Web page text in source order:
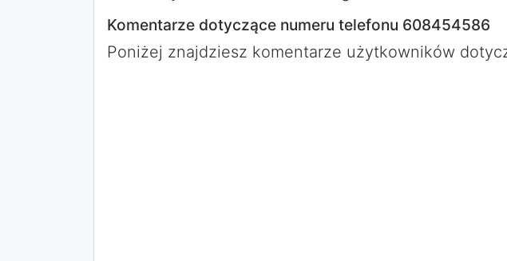
Komentarze dotyczące numeru telefonu 608454586
Poniżej znajdziesz komentarze użytkowników